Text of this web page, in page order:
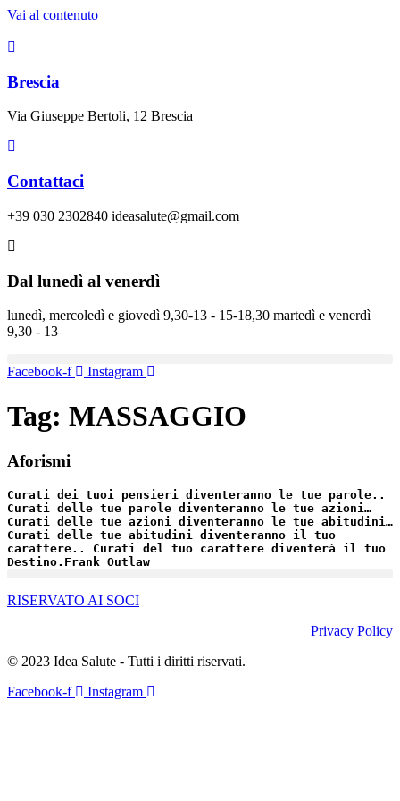
Vai al contenuto
Brescia
Via Giuseppe Bertoli, 12 Brescia
Contattaci
+39 030 2302840 ideasalute@gmail.com
Dal lunedì al venerdì
lunedì, mercoledì e giovedì 9,30-13 - 15-18,30 martedì e venerdì
9,30 - 13
Facebook-f Instagram
Tag: MASSAGGIO
Aforismi
Curati dei tuoi pensieri diventeranno le tue parole..
Curati delle tue parole diventeranno le tue azioni…
Curati delle tue azioni diventeranno le tue abitudini…
Curati delle tue abitudini diventeranno il tuo
carattere.. Curati del tuo carattere diventerà il tuo
Destino. Frank Outlaw
RISERVATO AI SOCI
Privacy Policy
© 2023 Idea Salute - Tutti i diritti riservati.
Facebook-f
Instagram